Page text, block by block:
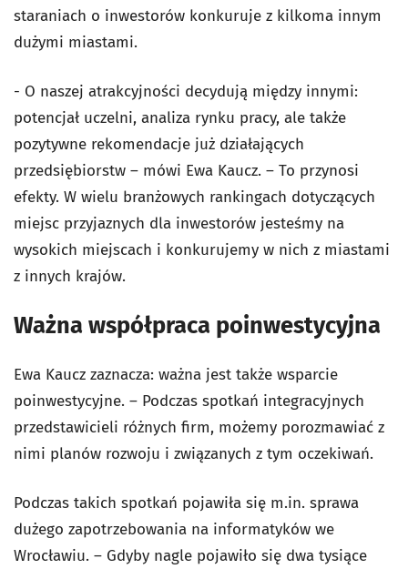
staraniach o inwestorów konkuruje z kilkoma innym
dużymi miastami.
- O naszej atrakcyjności decydują między innymi:
potencjał uczelni, analiza rynku pracy, ale także
pozytywne rekomendacje już działających
przedsiębiorstw – mówi Ewa Kaucz. – To przynosi
efekty. W wielu branżowych rankingach dotyczących
miejsc przyjaznych dla inwestorów jesteśmy na
wysokich miejscach i konkurujemy w nich z miastami
z innych krajów.
Ważna współpraca poinwestycyjna
Ewa Kaucz zaznacza: ważna jest także wsparcie
poinwestycyjne. – Podczas spotkań integracyjnych
przedstawicieli różnych firm, możemy porozmawiać z
nimi planów rozwoju i związanych z tym oczekiwań.
Podczas takich spotkań pojawiła się m.in. sprawa
dużego zapotrzebowania na informatyków we
Wrocławiu. – Gdyby nagle pojawiło się dwa tysiące